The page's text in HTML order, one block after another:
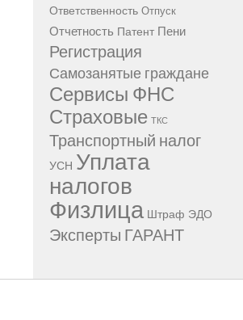
Ответственность Отпуск
Отчетность Патент Пени
Регистрация
Самозанятые граждане
Сервисы ФНС
Страховые ТКС
Транспортный налог
УСН Уплата
налогов
Физлица Штраф ЭДО
Эксперты ГАРАНТ